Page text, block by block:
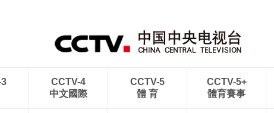
CCTV-4
中文國際
CCTV-5
體 育
CCTV-5+
體育賽事